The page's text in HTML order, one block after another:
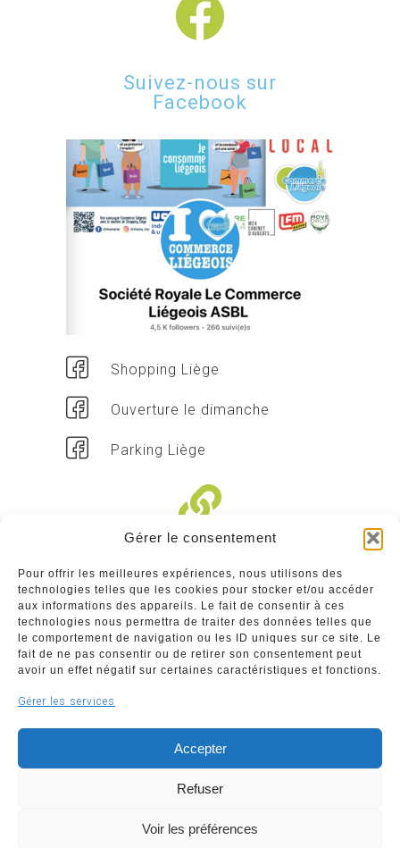
Gérer le consentement
Pour offrir les meilleures expériences, nous utilisons des
technologies telles que les cookies pour stocker et/ou accéder
aux informations des appareils. Le fait de consentir à ces
technologies nous permettra de traiter des données telles que
le comportement de navigation ou les ID uniques sur ce site. Le
fait de ne pas consentir ou de retirer son consentement peut
avoir un effet négatif sur certaines caractéristiques et fonctions.
Gérer les services
Accepter
Refuser
Voir les préférences
Suivez-nous sur
Facebook
Shopping Liège
Ouverture le dimanche
Parking Liège
Commerçants
Annuaire des commerçants : insérez gratuitement
votre activité dans notre annuaire sur notre site ci-
dessous
Copyright © 2026 Société Royale Le Commerce Liégeois